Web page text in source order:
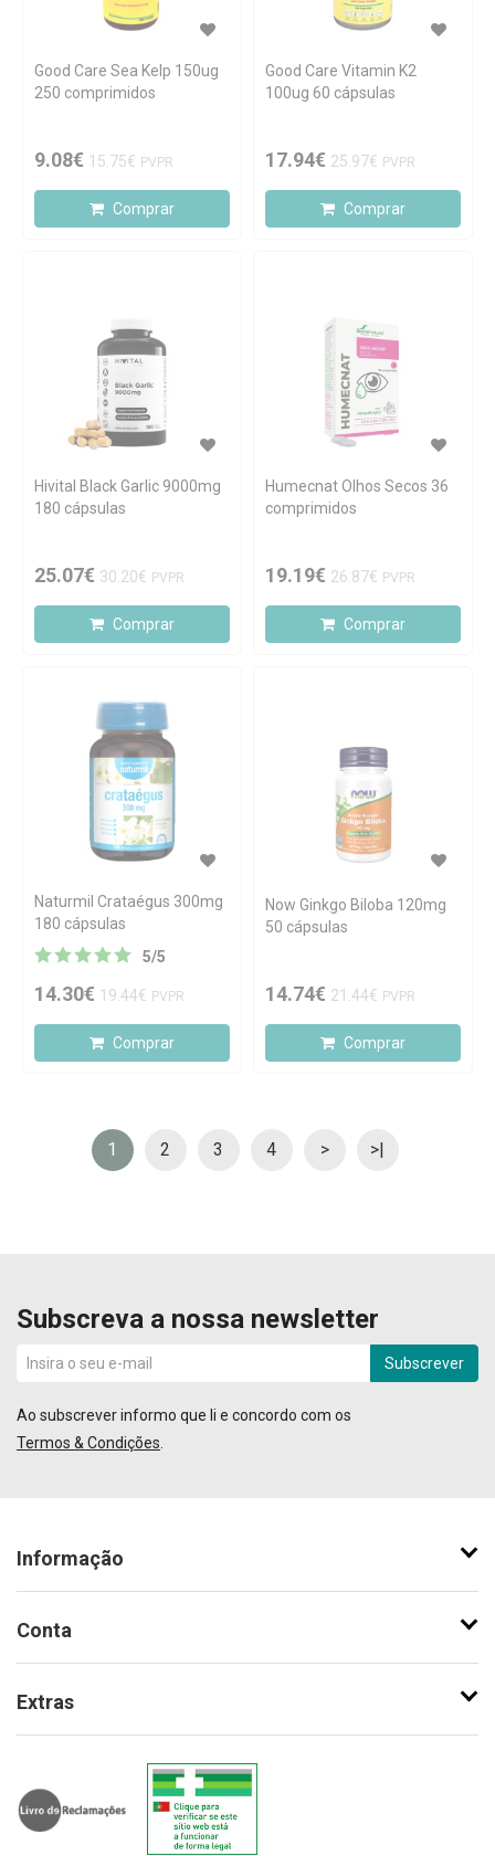
Good Care Sea Kelp 150ug
250 comprimidos
9.08€ 15.75€ PVPR
Comprar
Good Care Vitamin K2
100ug 60 cápsulas
17.94€ 25.97€ PVPR
Comprar
Hivital Black Garlic 9000mg
180 cápsulas
25.07€ 30.20€ PVPR
Comprar
Humecnat Olhos Secos 36
comprimidos
19.19€ 26.87€ PVPR
Comprar
Naturmil Crataégus 300mg
180 cápsulas
5/5
14.30€ 19.44€ PVPR
Comprar
Now Ginkgo Biloba 120mg
50 cápsulas
14.74€ 21.44€ PVPR
Comprar
1 2 3 4 > >|
Subscreva a nossa newsletter
Subscrever
Ao subscrever informo que li e concordo com os
Termos & Condições
Informação
Conta
Extras